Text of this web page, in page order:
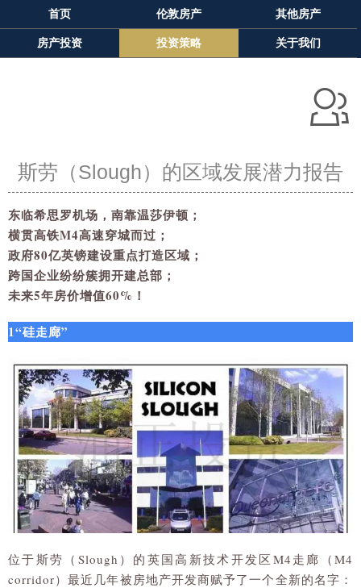
首页 伦敦房产 其他房产
房产投资 投资策略 关于我们
斯劳（Slough）的区域发展潜力报告
东临希思罗机场，南靠温莎伊顿；
横贯高铁M4高速穿城而过；
政府80亿英镑建设重点打造区域；
跨国企业纷纷簇拥开建总部；
未来5年房价增值60%！
1“硅走廊”
位于斯劳（Slough）的英国高新技术开发区M4走廊（M4
corridor）最近几年被房地产开发商赋予了一个全新的名字：